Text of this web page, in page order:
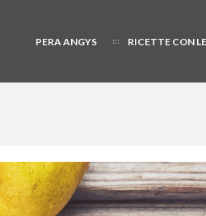
PERA ANGYS RICETTE CON